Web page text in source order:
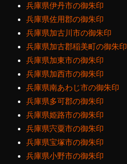
兵庫県伊丹市の御朱印
兵庫県佐用郡の御朱印
兵庫県加古川市の御朱印
兵庫県加古郡稲美町の御朱印
兵庫県加東市の御朱印
兵庫県加西市の御朱印
兵庫県南あわじ市の御朱印
兵庫県多可郡の御朱印
兵庫県姫路市の御朱印
兵庫県宍粟市の御朱印
兵庫県宝塚市の御朱印
兵庫県小野市の御朱印